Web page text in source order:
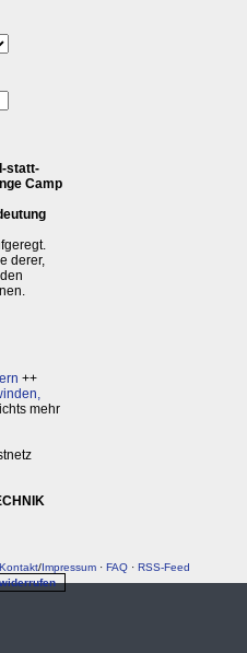
statt-
Camp
derer,
++
mehr
Kontakt/Impressum· FAQ· RSS-Feed